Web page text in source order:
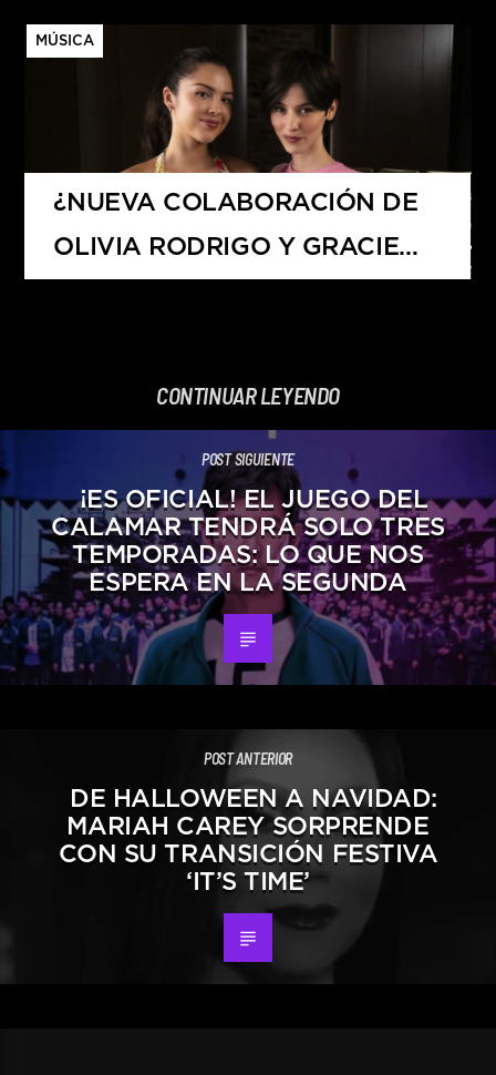
MÚSICA
¿NUEVA COLABORACIÓN DE
OLIVIA RODRIGO Y GRACIE
CONTINUAR LEYENDO
POST SIGUIENTE
¡ES OFICIAL! EL JUEGO DEL
CALAMAR TENDRÁ SOLO TRES
TEMPORADAS: LO QUE NOS
ESPERA EN LA SEGUNDA
POST ANTERIOR
DE HALLOWEEN A NAVIDAD:
MARIAH CAREY SORPRENDE
CON SU TRANSICIÓN FESTIVA
‘IT’S TIME’